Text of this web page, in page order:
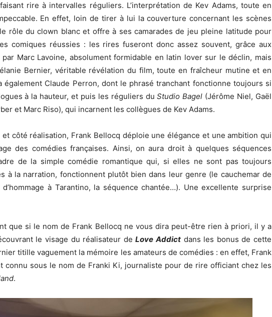
rire à intervalles réguliers. L’interprétation de Kev Adams, toute en
En effet, loin de tirer à lui la couverture concernant les scènes
rôle du clown blanc et offre à ses camarades de jeu pleine latitude pour
comiques réussies : les rires fuseront donc assez souvent, grâce aux
par Marc Lavoine, absolument formidable en latin lover sur le déclin, mais
Bernier, véritable révélation du film, toute en fraîcheur mutine et en
également Claude Perron, dont le phrasé tranchant fonctionne toujours si
à la hauteur, et puis les réguliers duStudio Bagel (Jérôme Niel, Gaël
et Marc Riso), qui incarnent les collègues de Kev Adams.
côté réalisation, Frank Bellocq déploie une élégance et une ambition qui
des comédies françaises. Ainsi, on aura droit à quelques séquences
de la simple comédie romantique qui, si elles ne sont pas toujours
à la narration, fonctionnent plutôt bien dans leur genre (le cauchemar de
à Tarantino, la séquence chantée…). Une excellente surprise
que si le nom de Frank Bellocq ne vous dira peut-être rien à priori, il y a
le visage du réalisateur deLove Addict dans les bonus de cette
titille vaguement la mémoire les amateurs de comédies : en effet, Frank
connu sous le nom de Franki Ki, journaliste pour de rire officiant chez les
.